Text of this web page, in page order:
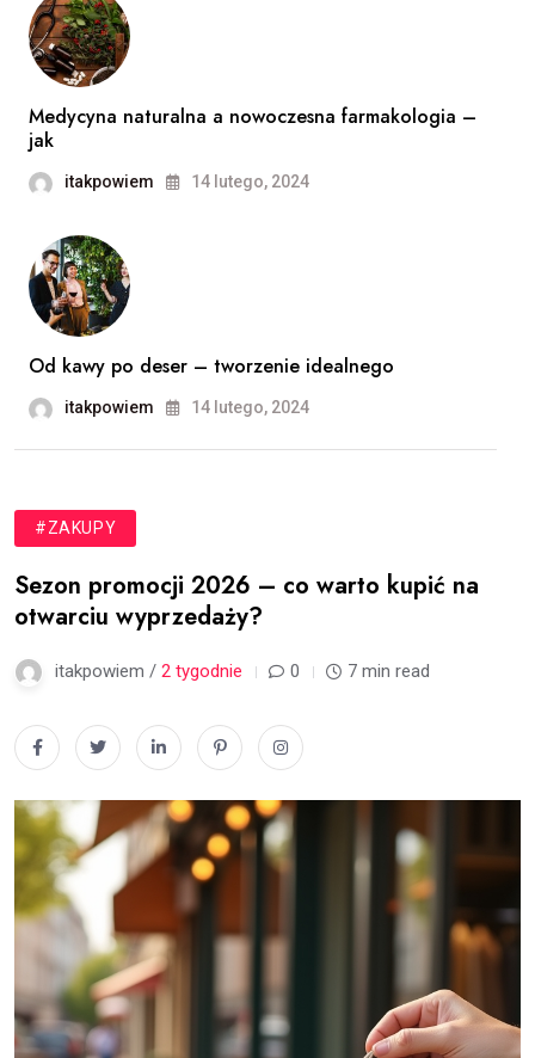
Medycyna naturalna a nowoczesna farmakologia –
jak
itakpowiem 14 lutego, 2024
Od kawy po deser – tworzenie idealnego
itakpowiem 14 lutego, 2024
#ZAKUPY
Sezon promocji 2026 – co warto kupić na
otwarciu wyprzedaży?
itakpowiem / 2 tygodnie 0 7 min read